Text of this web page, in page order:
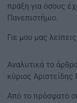
πράξη για όσους
Πανεπιστήμιο.
Γιε μου μας
Αναλυτικά το
κύριος
Από το πρόσφατο